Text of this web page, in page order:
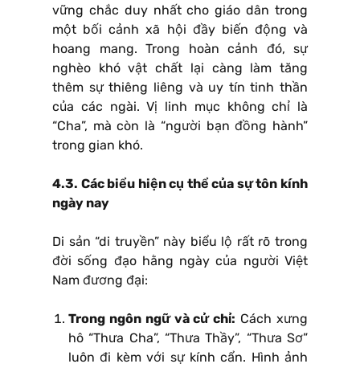
vững chắc duy nhất cho giáo dân trong
một bối cảnh xã hội đầy biến động và
hoang mang. Trong hoàn cảnh đó, sự
nghèo khó vật chất lại càng làm tăng
thêm sự thiêng liêng và uy tín tinh thần
của các ngài. Vị linh mục không chỉ là
“Cha”, mà còn là “người bạn đồng hành”
trong gian khó.
4.3. Các biểu hiện cụ thể của sự tôn kính
ngày nay
Di sản “di truyền” này biểu lộ rất rõ trong
đời sống đạo hằng ngày của người Việt
Nam đương đại:
Trong ngôn ngữ và cử chỉ: Cách xưng
hô “Thưa Cha”, “Thưa Thầy”, “Thưa Sơ”
luôn đi kèm với sự kính cẩn. Hình ảnh